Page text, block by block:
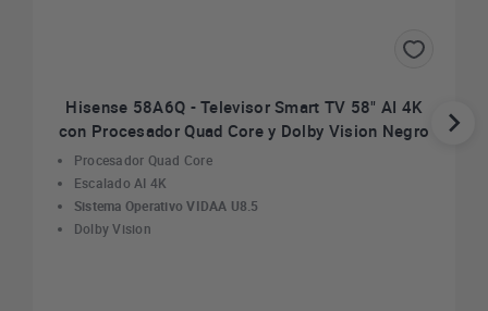
Hisense 58A6Q - Televisor Smart TV 58" AI 4K
con Procesador Quad Core y Dolby Vision Negro
Procesador Quad Core
Escalado AI 4K
Sistema Operativo VIDAA U8.5
Dolby Vision